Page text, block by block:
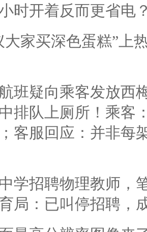
时开着反而更省电
大家买深色蛋糕”上
班疑向乘客发放西
排队上厕所！乘客
客服回应：并非每
学招聘物理教师，
局：已叫停招聘，